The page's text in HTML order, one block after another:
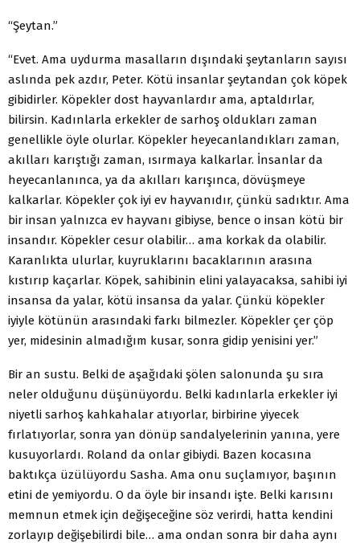
“Şeytan.”
“Evet. Ama uydurma masalların dışındaki şeytanların sayısı
aslında pek azdır, Peter. Kötü insanlar şeytandan çok köpek
gibidirler. Köpekler dost hayvanlardır ama, aptaldırlar,
bilirsin. Kadınlarla erkekler de sarhoş oldukları zaman
genellikle öyle olurlar. Köpekler heyecanlandıkları zaman,
akılları karıştığı zaman, ısırmaya kalkarlar. İnsanlar da
heyecanlanınca, ya da akılları karışınca, dövüşmeye
kalkarlar. Köpekler çok iyi ev hayvanıdır, çünkü sadıktır. Ama
bir insan yalnızca ev hayvanı gibiyse, bence o insan kötü bir
insandır. Köpekler cesur olabilir… ama korkak da olabilir.
Karanlıkta ulurlar, kuyruklarını bacaklarının arasına
kıstırıp kaçarlar. Köpek, sahibinin elini yalayacaksa, sahibi iyi
insansa da yalar, kötü insansa da yalar. Çünkü köpekler
iyiyle kötünün arasındaki farkı bilmezler. Köpekler çer çöp
yer, midesinin almadığım kusar, sonra gidip yenisini yer.”
Bir an sustu. Belki de aşağıdaki şölen salonunda şu sıra
neler olduğunu düşünüyordu. Belki kadınlarla erkekler iyi
niyetli sarhoş kahkahalar atıyorlar, birbirine yiyecek
fırlatıyorlar, sonra yan dönüp sandalyelerinin yanına, yere
kusuyorlardı. Roland da onlar gibiydi. Bazen kocasına
baktıkça üzülüyordu Sasha. Ama onu suçlamıyor, başının
etini de yemiyordu. O da öyle bir insandı işte. Belki karısını
memnun etmek için değişeceğine söz verirdi, hatta kendini
zorlayıp değişebilirdi bile… ama ondan sonra bir daha aynı